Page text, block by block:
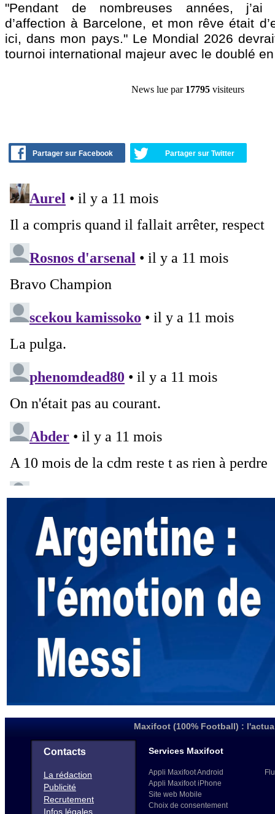
"Pendant de nombreuses années, j’ai
d’affection à Barcelone, et mon rêve était
ici, dans mon pays." Le Mondial 2026
tournoi international majeur avec le doublé
News lue par 17795 visiteurs
Partager sur Facebook Partager sur Twitter
Maxifoot (100% Football) :
Contacts
La rédaction
Publicité
Recrutement
Infos légales
Services Maxifoot
Appli Maxifoot Android
Appli Maxifoot iPhone
Site web Mobile
Choix de consentement